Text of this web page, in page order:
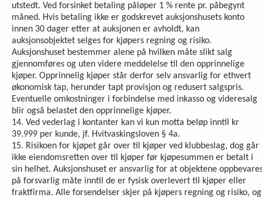
utstedt. Ved forsinket betaling påløper 1 % rente pr. påbegynt
måned. Hvis betaling ikke er godskrevet auksjonshusets konto
innen 30 dager etter at auksjonen er avholdt, kan
auksjonsobjektet selges for kjøpers regning og risiko.
Auksjonshuset bestemmer alene på hvilken måte slikt salg
gjennomføres og uten videre meddelelse til den opprinnelige
kjøper. Opprinnelig kjøper står derfor selv ansvarlig for ethvert
økonomisk tap, herunder tapt provisjon og redusert salgspris.
Eventuelle omkostninger i forbindelse med inkasso og videresalg
blir også belastet den opprinnelige kjøper.
14. Ved vederlag i kontanter kan vi kun motta beløp inntil kr
39.999 per kunde, jf. Hvitvaskingsloven § 4a.
15. Risikoen for kjøpet går over til kjøper ved klubbeslag, dog går
ikke eiendomsretten over til kjøper før kjøpesummen er betalt i
sin helhet. Auksjonshuset er ansvarlig for at objektene
på forsvarlig måte inntil de er fysisk overlevert til kjøper eller
fraktfirma. Alle forsendelser skjer på kjøpers regning og risiko, og